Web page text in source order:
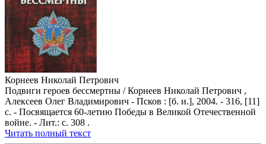
Корнеев Николай Петрович
Подвиги героев бессмертны / Корнеев Николай Петрович ,
Алексеев Олег Владимирович - Псков : [б. и.], 2004. - 316, [11]
с. - Посвящается 60-летию Победы в Великой Отечественной
войне. - Лит.: с. 308 .
Читать полный текст